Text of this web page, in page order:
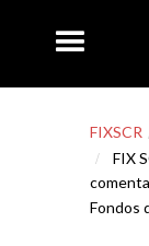
FIXSCR
FIX
Fondos